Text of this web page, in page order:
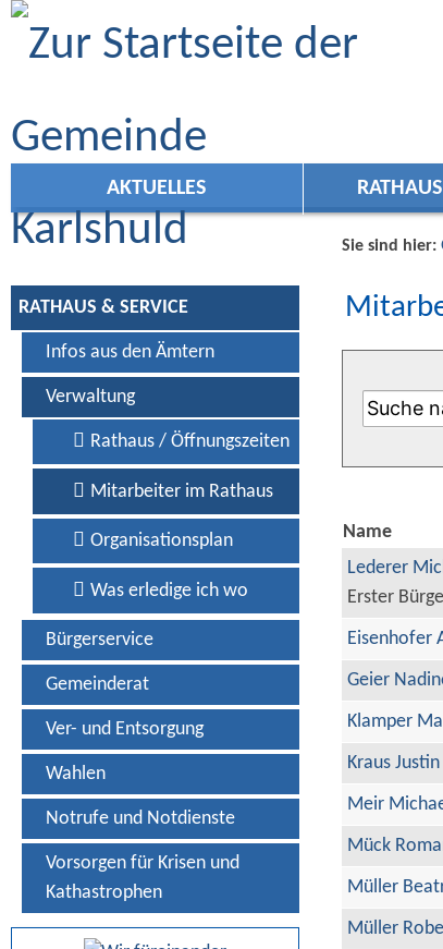
Zum Inhalt
AKTUELLES
RATHAUS & SERVICE
Infos aus den Ämtern
Verwaltung
Rathaus / Öffnungszeiten
Mitarbeiter im Rathaus
Organisationsplan
Was erledige ich wo
Bürgerservice
Gemeinderat
Ver- und Entsorgung
Wahlen
Notrufe und Notdienste
Vorsorgen für Krisen und
Kathastrophen
Sie sind hier:
Name
Lederer
Erster
Eisenhofer
Geier
Klamper
Kraus Justin
Meir
Mück
Müller
Müller